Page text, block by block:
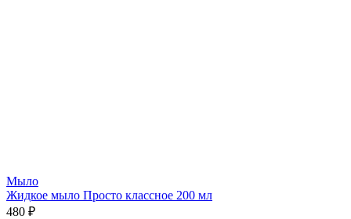
Мыло
Жидкое мыло Просто классное 200 мл
480 ₽